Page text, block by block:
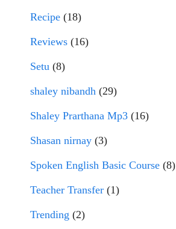
Recipe (18)
Reviews (16)
Setu (8)
shaley nibandh (29)
Shaley Prarthana Mp3 (16)
Shasan nirnay (3)
Spoken English Basic Course (8)
Teacher Transfer (1)
Trending (2)